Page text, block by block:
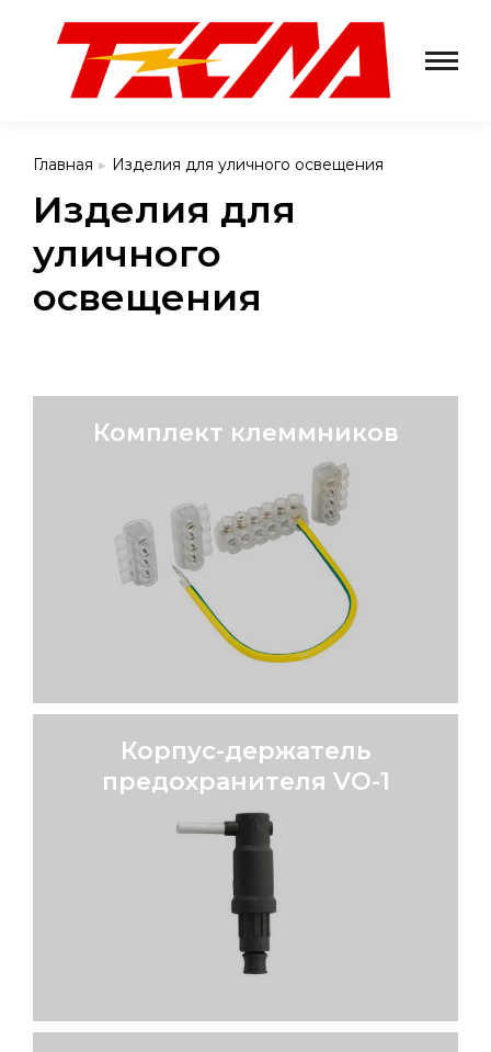
Вы здесь:
Главная Изделия для уличного освещения
Изделия для
уличного
освещения
Комплект клеммников
Комплект клеммников
SV 15, SV 50
Корпус-держатель
предохранителя VO-1
Корпус-держатель
предохранителя VO-1